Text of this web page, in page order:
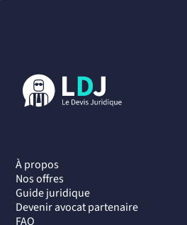
À propos
Nos offres
Guide juridique
Devenir avocat partenaire
FAQ